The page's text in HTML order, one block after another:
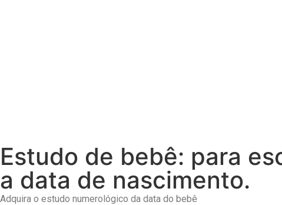
Estudo de bebê: para
a data de nascimento.
Adquira o estudo numerológico da data do bebê